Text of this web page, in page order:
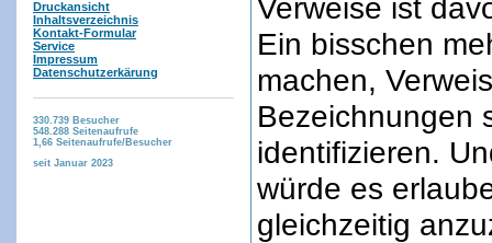
Druckansicht
Inhaltsverzeichnis
Kontakt-Formular
Service
Impressum
Datenschutzerkärung
330.739 Besucher
548.288 Seitenaufrufe
1,66 Seitenaufrufe/Besucher
seit Januar 2023
Verweise ist
Ein bisschen
machen,
Bezeichnungen
identifizieren.
würde es
gleichzeitig